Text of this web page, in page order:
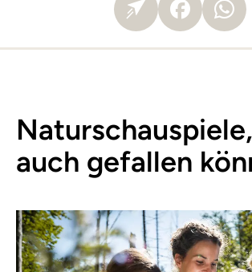
auch gefallen